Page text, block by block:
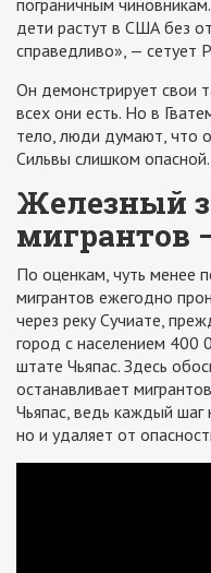
пограничным
дети растут в США без
справедливо», — сетует
Он демонстрирует свои
всех они есть. Но в
тело, люди думают, что
Сильвы слишком опасной.
Железный
мигрантов
По оценкам, чуть менее
мигрантов ежегодно
через реку Сучиате,
город с населением 400
штате Чьяпас. Здесь
останавливает
Чьяпас, ведь каждый
но и удаляет от